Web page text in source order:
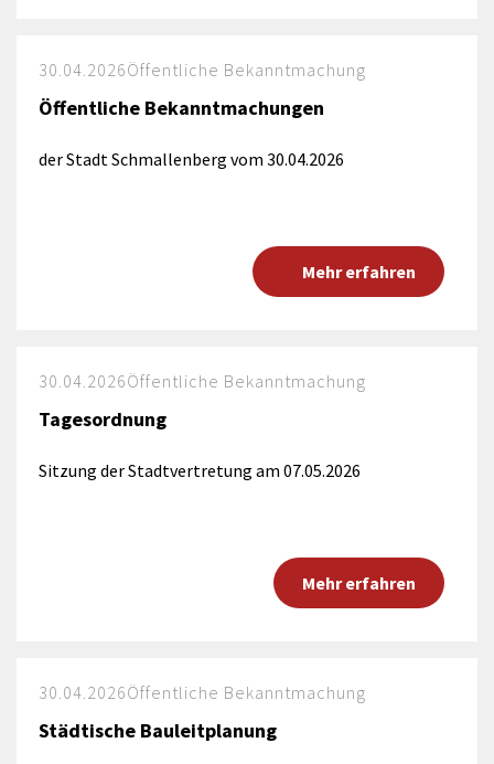
30.04.2026Öffentliche Bekanntmachung
Öffentliche Bekanntmachungen
der Stadt Schmallenberg vom 30.04.2026
Mehr erfahren
30.04.2026Öffentliche Bekanntmachung
Tagesordnung
Sitzung der Stadtvertretung am 07.05.2026
Mehr erfahren
30.04.2026Öffentliche Bekanntmachung
Städtische Bauleitplanung